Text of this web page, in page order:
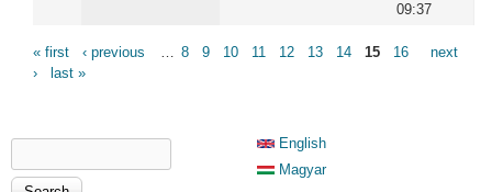
09:37
PAGES
« first ‹ previous … 8 9 10 11 12 13 14 15 16
next
›
last »
SEARCH FORM
English
Magyar